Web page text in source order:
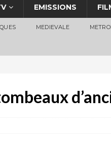
EMISSIONS
MEDIEVALE